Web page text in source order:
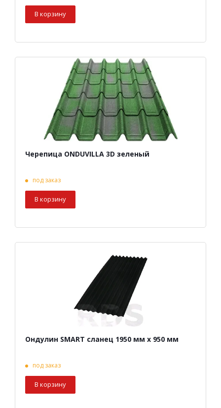
В корзину
Черепица ONDUVILLA 3D зеленый
под заказ
В корзину
Ондулин SMART сланец 1950 мм х 950 мм
под заказ
В корзину